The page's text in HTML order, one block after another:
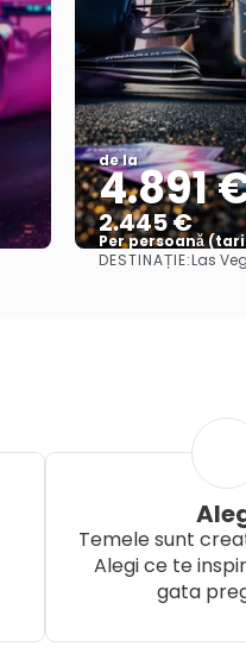
de la
4.891
2.445 €
Per persoană
Vezi
DESTINAȚIE:Las
Temele sunt
Alegi ce te
gata